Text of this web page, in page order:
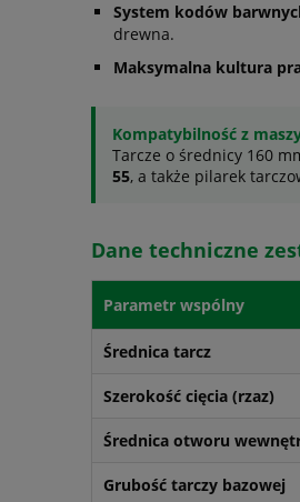
System kodów
drewna.
Maksymalna kultura
Kompatybilność z
Tarcze o średnicy 160
55, a także pilarek
Dane techniczne
Parametr wspólny
Średnica tarcz
Szerokość cięcia (rzaz)
Średnica otworu
Grubość tarczy bazowej